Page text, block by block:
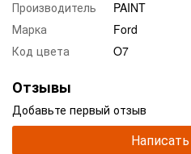
Производитель
PAINT
Марка
Ford
Код цвета
O7
Отзывы
Добавьте первый отзыв